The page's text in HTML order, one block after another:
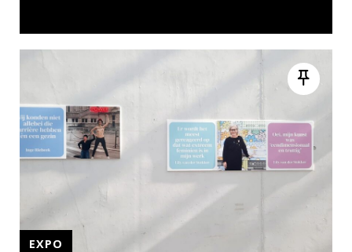
EXPO